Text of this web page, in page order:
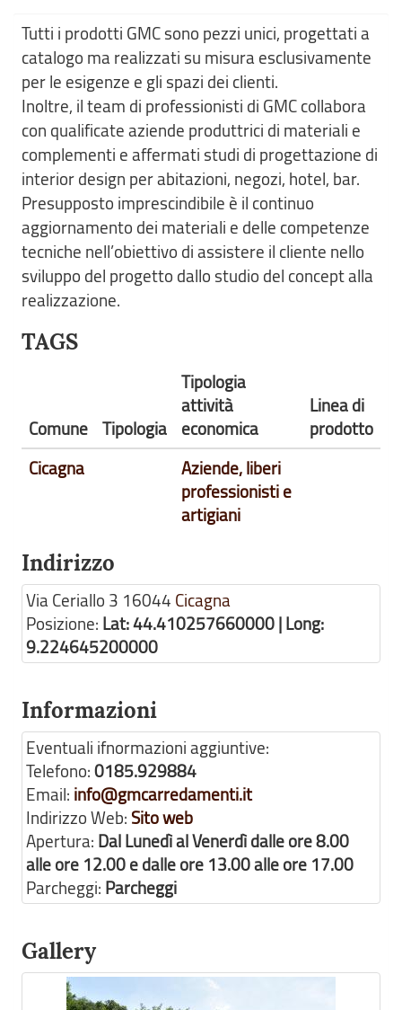
Tutti i prodotti GMC sono pezzi unici, progettati a
catalogo ma realizzati su misura esclusivamente
per le esigenze e gli spazi dei clienti.
Inoltre, il team di professionisti di GMC collabora
con qualificate aziende produttrici di materiali e
complementi e affermati studi di progettazione di
interior design per abitazioni, negozi, hotel, bar.
Presupposto imprescindibile è il continuo
aggiornamento dei materiali e delle competenze
tecniche nell’obiettivo di assistere il cliente nello
sviluppo del progetto dallo studio del concept alla
realizzazione.
TAGS
Comune Tipologia
Tipologia
attività
economica
Linea di
prodotto
Cicagna
Aziende, liberi
professionisti e
artigiani
Indirizzo
Via Ceriallo 3 16044 Cicagna
Posizione: Lat: 44.410257660000 | Long:
9.224645200000
Informazioni
Eventuali ifnormazioni aggiuntive:
Telefono:0185.929884
Email: info@gmcarredamenti.it
Indirizzo Web: Sito web
Apertura: Dal Lunedì al Venerdì dalle ore 8.00
alle ore 12.00 e dalle ore 13.00 alle ore 17.00
Parcheggi: Parcheggi
Gallery